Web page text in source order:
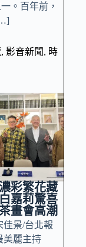
。百年前，
, 影音新聞, 時
彩繁花藏
嘉莉驚喜
畫會高潮
佳景/台北報
美麗主持